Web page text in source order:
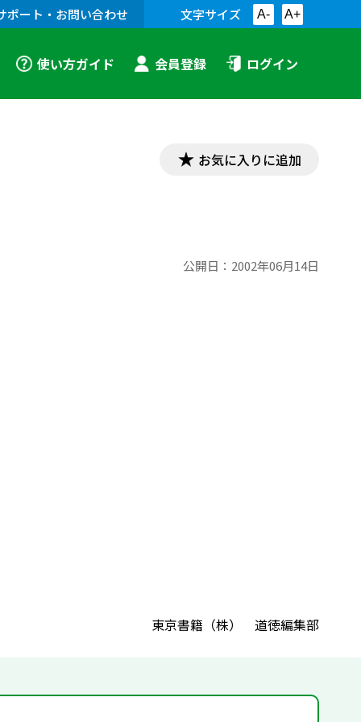
ポート・お問い合わせ 文字サイズ A- A+
使い方ガイド 会員登録 ログイン
お気に入りに追加
公開日： 2002年06月14日
東京書籍（株） 道徳編集部